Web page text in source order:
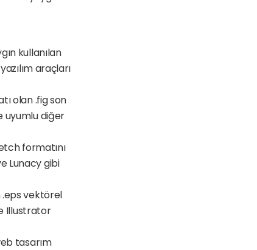
kullanılan
araçları
olan .fig son
uyumlu diğer
formatını
Lunacy gibi
.eps vektörel
Illustrator
tasarım